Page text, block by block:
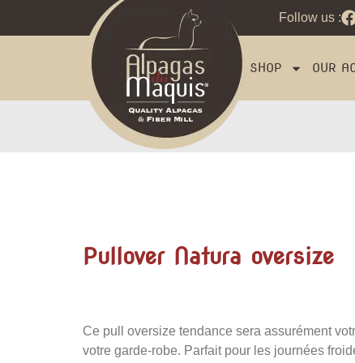
Follow us :
SHOP OUR
Pullover Natura oversize
Ce pull oversize tendance sera assurément
votre garde-robe. Parfait pour les journées